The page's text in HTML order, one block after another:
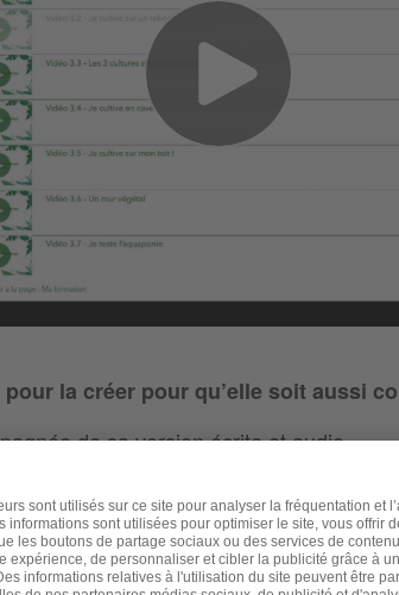
la créer pour qu’elle soit aussi
de sa version écrite et audio.
chronologique pour faire
les bonnes
50 vidéos, à leur mise à jour gratuite,